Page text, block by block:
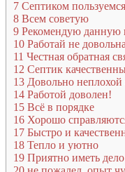
7 Септиком
8 Всем советую
9 Рекомендую данную
10 Работай не довольна
11 Честная обратная
12 Септик
13 Довольно неплохой
14 Работой доволен!
15 Всё в порядке
16 Хорошо
17 Быстро и
18 Тепло и уютно
19 Приятно иметь